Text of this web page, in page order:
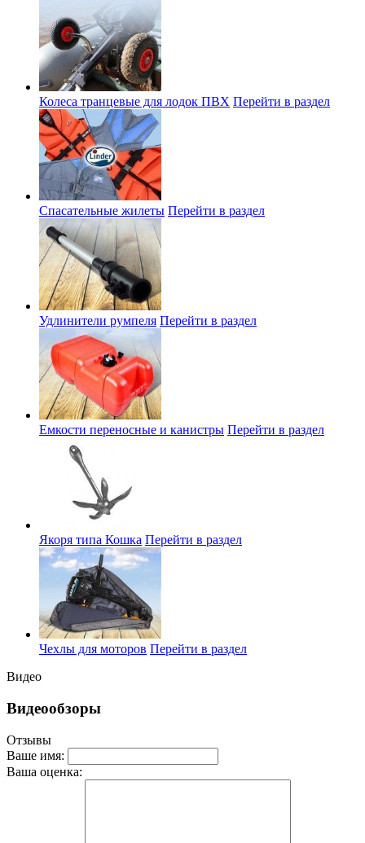
Колеса транцевые для лодок ПВХ Перейти в раздел
Спасательные жилеты Перейти в раздел
Удлинители румпеля Перейти в раздел
Емкости переносные и канистры Перейти в раздел
Якоря типа Кошка Перейти в раздел
Чехлы для моторов Перейти в раздел
Видео
Видеообзоры
Отзывы
Ваше имя:
Ваша оценка: